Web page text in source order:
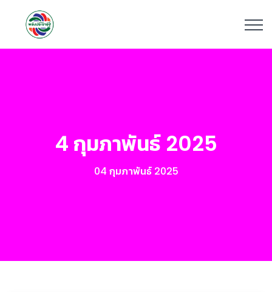
4 กุมภาพันธ์ 2025
04 กุมภาพันธ์ 2025